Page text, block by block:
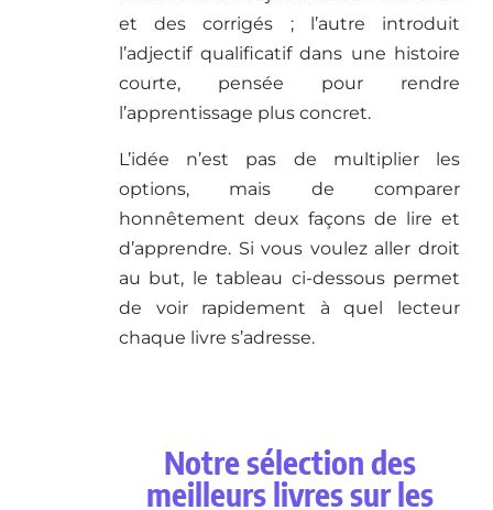
et des corrigés ; l’autre introduit
l’adjectif qualificatif dans une histoire
courte, pensée pour rendre
l’apprentissage plus concret.
L’idée n’est pas de multiplier les
options, mais de comparer
honnêtement deux façons de lire et
d’apprendre. Si vous voulez aller droit
au but, le tableau ci-dessous permet
de voir rapidement à quel lecteur
chaque livre s’adresse.
Notre sélection des
meilleurs livres sur les